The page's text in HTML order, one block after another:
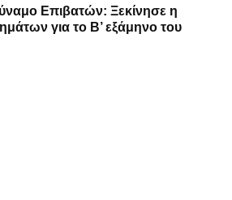
Επιβατών: Ξεκίνησε η
για το Β’ εξάμηνο του